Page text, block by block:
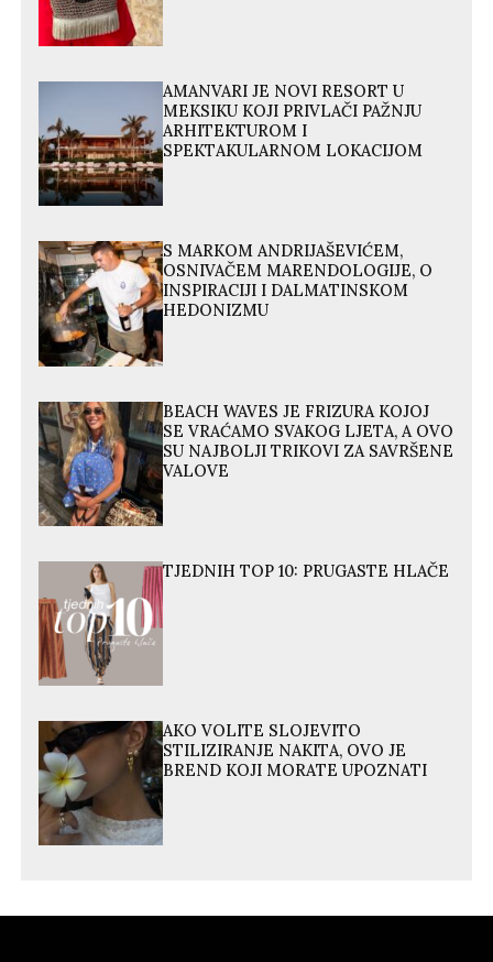
AMANVARI JE NOVI RESORT U
MEKSIKU KOJI PRIVLAČI PAŽNJU
ARHITEKTUROM I
SPEKTAKULARNOM LOKACIJOM
S MARKOM ANDRIJAŠEVIĆEM,
OSNIVAČEM MARENDOLOGIJE, O
INSPIRACIJI I DALMATINSKOM
HEDONIZMU
BEACH WAVES JE FRIZURA KOJOJ
SE VRAĆAMO SVAKOG LJETA, A OVO
SU NAJBOLJI TRIKOVI ZA SAVRŠENE
VALOVE
TJEDNIH TOP 10: PRUGASTE HLAČE
AKO VOLITE SLOJEVITO
STILIZIRANJE NAKITA, OVO JE
BREND KOJI MORATE UPOZNATI